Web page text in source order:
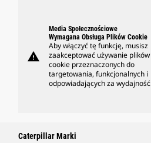
warning
Media Społecznościowe
Wymagana Obsługa Plików Cookie
Aby włączyć tę funkcję, musisz
zaakceptować używanie plików
cookie przeznaczonych do
targetowania, funkcjonalnych i
odpowiadających za
Caterpillar Marki